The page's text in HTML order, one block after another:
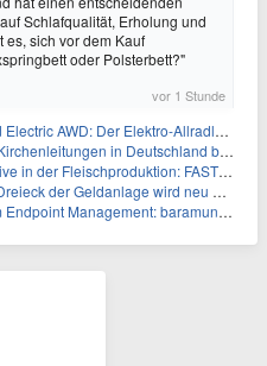
Schlafqualität, Erholung und
sich vor dem Kauf
oder Polsterbett?"
vor 1 Stunde
Der Elektro-Allradler als zugkräftiges Wohnwagen-Gespann
bekräftigen ihre „Stellungnahme zur gesellschaftlichen Situation“
FASTEC 4 PRO steigert OEE und spart bei Goldschmaus zwei Schichten pro Woche
der Geldanlage wird neu definiert
baramundi erweitert die Management Suite um MCP-Server und n8n-Integration